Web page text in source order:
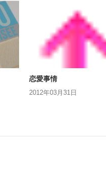
恋愛事情
2012年03月31日